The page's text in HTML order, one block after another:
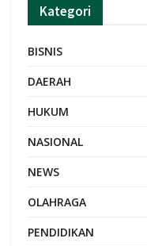
Kategori
BISNIS
DAERAH
HUKUM
NASIONAL
NEWS
OLAHRAGA
PENDIDIKAN